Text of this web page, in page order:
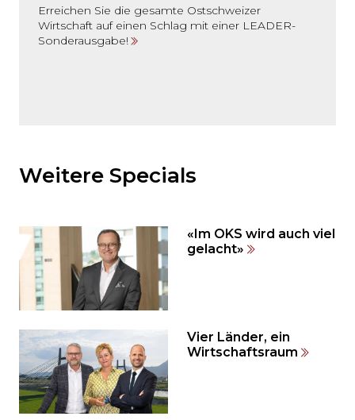
Erreichen Sie die gesamte Ostschweizer
Wirtschaft auf einen Schlag mit einer LEADER-
Sonderausgabe!
den
Inhalt
auslassen
und
direkt
springen?
Weitere Specials
«Im OKS wird auch viel
gelacht»
Vier Länder, ein
Wirtschaftsraum